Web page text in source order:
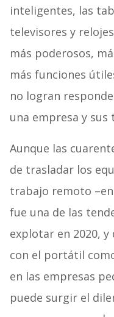
inteligentes, las
televisores y
más poderosos,
más funciones
no logran
una empresa y sus
Aunque las
de trasladar los
trabajo remoto
fue una de las
explotar en 2020, y
con el portátil
en las empresas
puede surgir el